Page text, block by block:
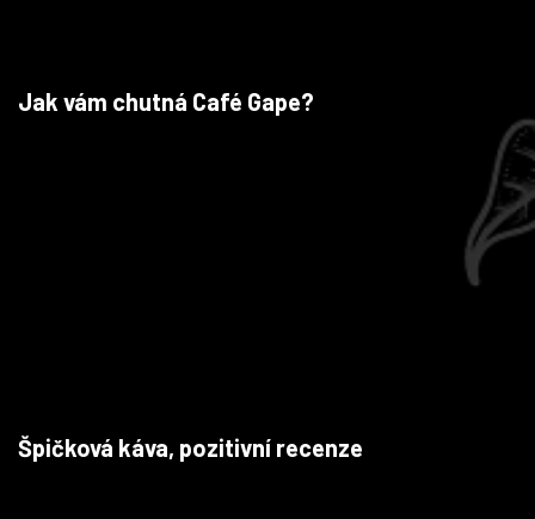
Jak vám chutná Café Gape?
Špičková káva, pozitivní recenze